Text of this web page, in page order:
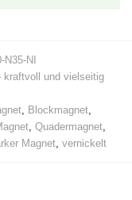
NI
kraftvoll und vielseitig
, Blockmagnet,
, Quadermagnet,
Magnet, vernickelt